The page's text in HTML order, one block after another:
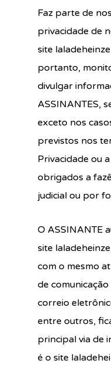
Faz parte de
privacidade de
site
portanto,
divulgar
ASSINANTES,
exceto nos
previstos nos
Privacidade ou
obrigados a
judicial ou por
O ASSINANTE
site
com o mesmo
de
correio
entre outros,
principal via de
é o site